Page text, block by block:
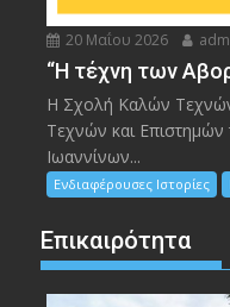
20 Μαΐου 2026
“Η τέχνη των
Η Σχολή Καλών
Τεχνών και Επιστημών
Ιωαννίνων...
Ενδιαφέρουσες Ιστορίες
Επικαιρότητα